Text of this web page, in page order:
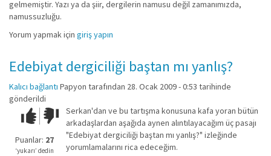
gelmemiştir. Yazı ya da şiir, dergilerin namusu değil zamanımızda,
namussuzluğu.
Yorum yapmak için giriş yapın
Edebiyat dergiciliği baştan mı yanlış?
Kalıcı bağlantı Papyon tarafından 28. Ocak 2009 - 0:53 tarihinde
gönderildi
Çok iyi!O
kadar
iyi
değil!
Puanlar: 27
‘yukarı’ dedin
Serkan'dan ve bu tartışma konusuna kafa yoran bütün
arkadaşlardan aşağıda aynen alıntılayacağım üç pasajı
"Edebiyat dergiciliği baştan mı yanlış?" izleğinde
yorumlamalarını rica edeceğim.